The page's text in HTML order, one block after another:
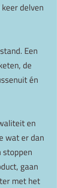
delven
Een
de
én
en
wat er dan
stoppen
gaan
met het